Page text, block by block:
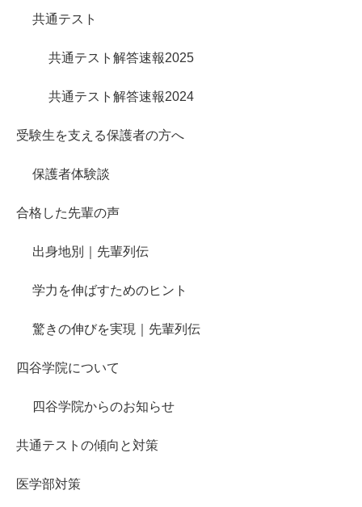
共通テスト
共通テスト解答速報2025
共通テスト解答速報2024
受験生を支える保護者の方へ
保護者体験談
合格した先輩の声
出身地別｜先輩列伝
学力を伸ばすためのヒント
驚きの伸びを実現｜先輩列伝
四谷学院について
四谷学院からのお知らせ
共通テストの傾向と対策
医学部対策